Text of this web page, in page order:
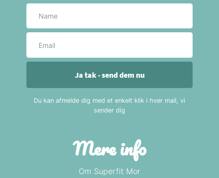
Mere info
Om Superfit Mor
Ja tak - send dem nu
Du kan afmelde dig med et enkelt klik i hver mail, vi
sender dig